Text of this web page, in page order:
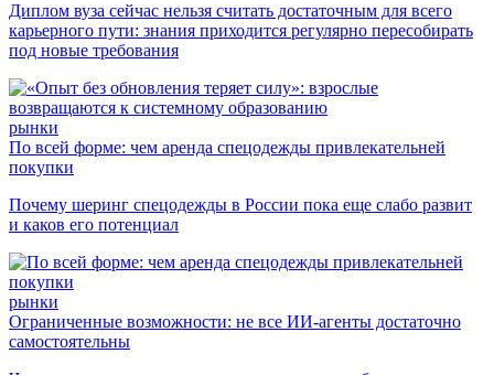
Диплом вуза сейчас нельзя считать достаточным для всего
карьерного пути: знания приходится регулярно пересобирать
под новые требования
рынки
По всей форме: чем аренда спецодежды привлекательней
покупки
Почему шеринг спецодежды в России пока еще слабо развит
и каков его потенциал
рынки
Ограниченные возможности: не все ИИ-агенты достаточно
самостоятельны